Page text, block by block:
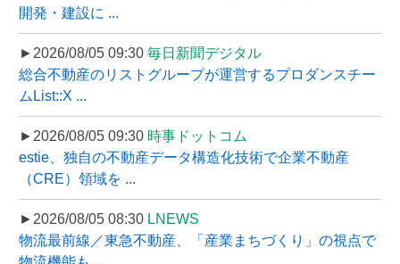
開発・建設に ...
►2026/08/05 09:30 毎日新聞デジタル
総合不動産のリストグループが運営するプロダンスチー
ムList::X ...
►2026/08/05 09:30 時事ドットコム
estie、独自の不動産データ構造化技術で企業不動産
（CRE）領域を ...
►2026/08/05 08:30 LNEWS
物流最前線／東急不動産、「産業まちづくり」の視点で